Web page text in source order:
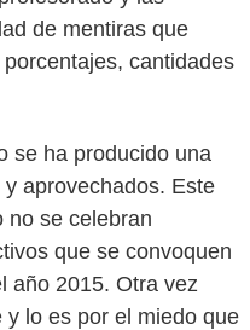
de mentiras que
cantidades
se ha producido una
aprovechados. Este
no se celebran
que se convoquen
año 2015. Otra vez
lo es por el miedo que